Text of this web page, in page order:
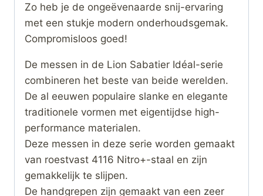
Zo heb je de ongeëvenaarde snij-ervaring
met een stukje modern onderhoudsgemak.
Compromisloos goed!
De messen in de Lion Sabatier Idéal-serie
combineren het beste van beide werelden.
De al eeuwen populaire slanke en elegante
traditionele vormen met eigentijdse high-
performance materialen.
Deze messen in deze serie worden gemaakt
van roestvast 4116 Nitro+-staal en zijn
gemakkelijk te slijpen.
De handgrepen zijn gemaakt van een zeer